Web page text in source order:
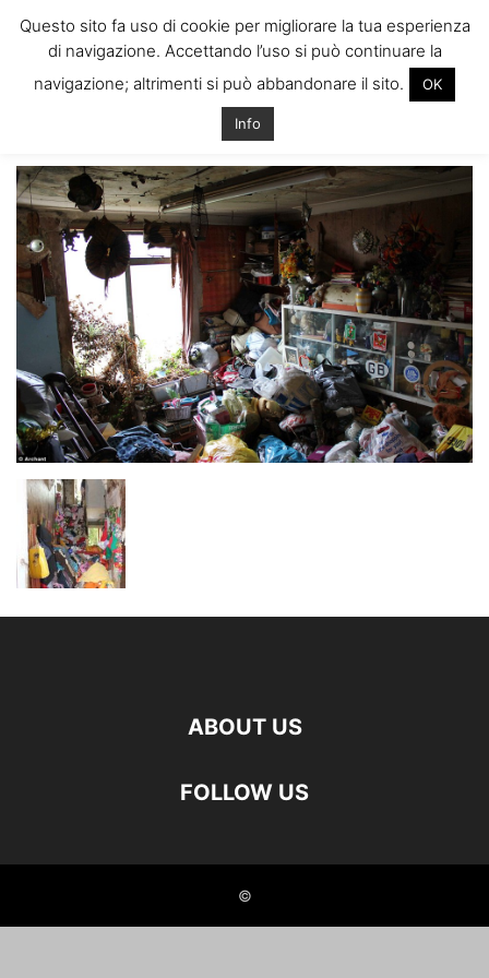
ITALIANI A
LONDRA
Il blog degli Italiani nella rebel city
Home Compra casa a Londra e la trova così… 11
ABOUT US
FOLLOW US
©
Questo sito fa uso di cookie per migliorare la tua esperienza
di navigazione. Accettando l’uso si può continuare la
navigazione; altrimenti si può abbandonare il sito.
OK
Info